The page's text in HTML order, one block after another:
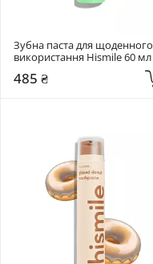
Зубна паста для щоденного
використання Hismile 60 мл
485 ₴